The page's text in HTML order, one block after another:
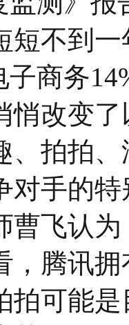
短不到
子商务
悄改变
、拍拍
对手的
曹飞认
，腾讯
拍可能